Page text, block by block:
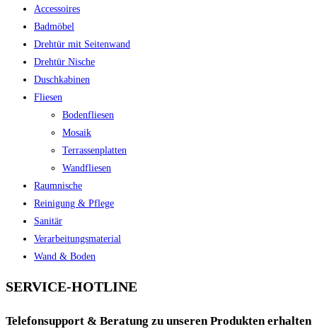
Accessoires
Badmöbel
Drehtür mit Seitenwand
Drehtür Nische
Duschkabinen
Fliesen
Bodenfliesen
Mosaik
Terrassenplatten
Wandfliesen
Raumnische
Reinigung & Pflege
Sanitär
Verarbeitungsmaterial
Wand & Boden
SERVICE-HOTLINE
Telefonsupport & Beratung zu unseren Produkten erhalten